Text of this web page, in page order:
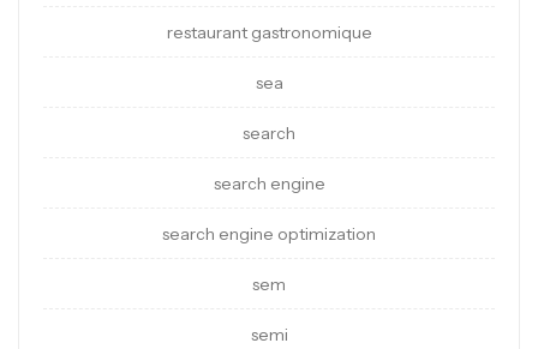
restaurant gastronomique
sea
search
search engine
search engine optimization
sem
semi